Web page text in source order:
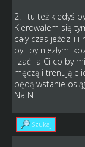
2. I tu też kiedyś
Kierowałem się
cały czas jeździli
byli by niezłymi
lizać" a Ci co by
męczą i trenują
będą wstanie
Na NIE
Szukaj